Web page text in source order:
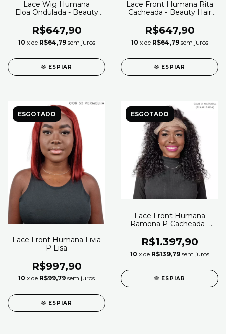
Lace Wig Humana
Eloa Ondulada - Beauty
R$647,90
10 x de R$64,79 sem juros
ESPIAR
Lace Front Humana Rita
Cacheada - Beauty Hair
R$647,90
10 x de R$64,79 sem juros
ESPIAR
ESGOTADO
Lace Front Humana Livia
P Lisa
R$997,90
10 x de R$99,79 sem juros
ESPIAR
ESGOTADO
Lace Front Humana
Ramona P Cacheada -
R$1.397,90
10 x de R$139,79 sem juros
ESPIAR